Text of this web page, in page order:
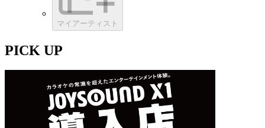
マイアーティスト
PICK UP